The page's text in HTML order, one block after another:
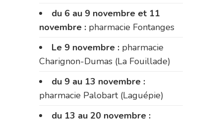
du 6 au 9 novembre et 11
novembre : pharmacie Fontanges
Le 9 novembre : pharmacie
Charignon-Dumas (La Fouillade)
du 9 au 13 novembre :
pharmacie Palobart (Laguépie)
du 13 au 20 novembre :